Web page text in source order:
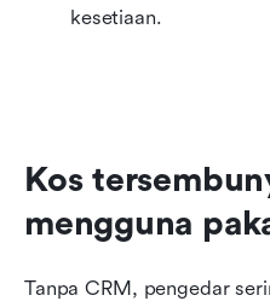
kesetiaan.
Kos
mengguna
Tanpa CRM, pengedar